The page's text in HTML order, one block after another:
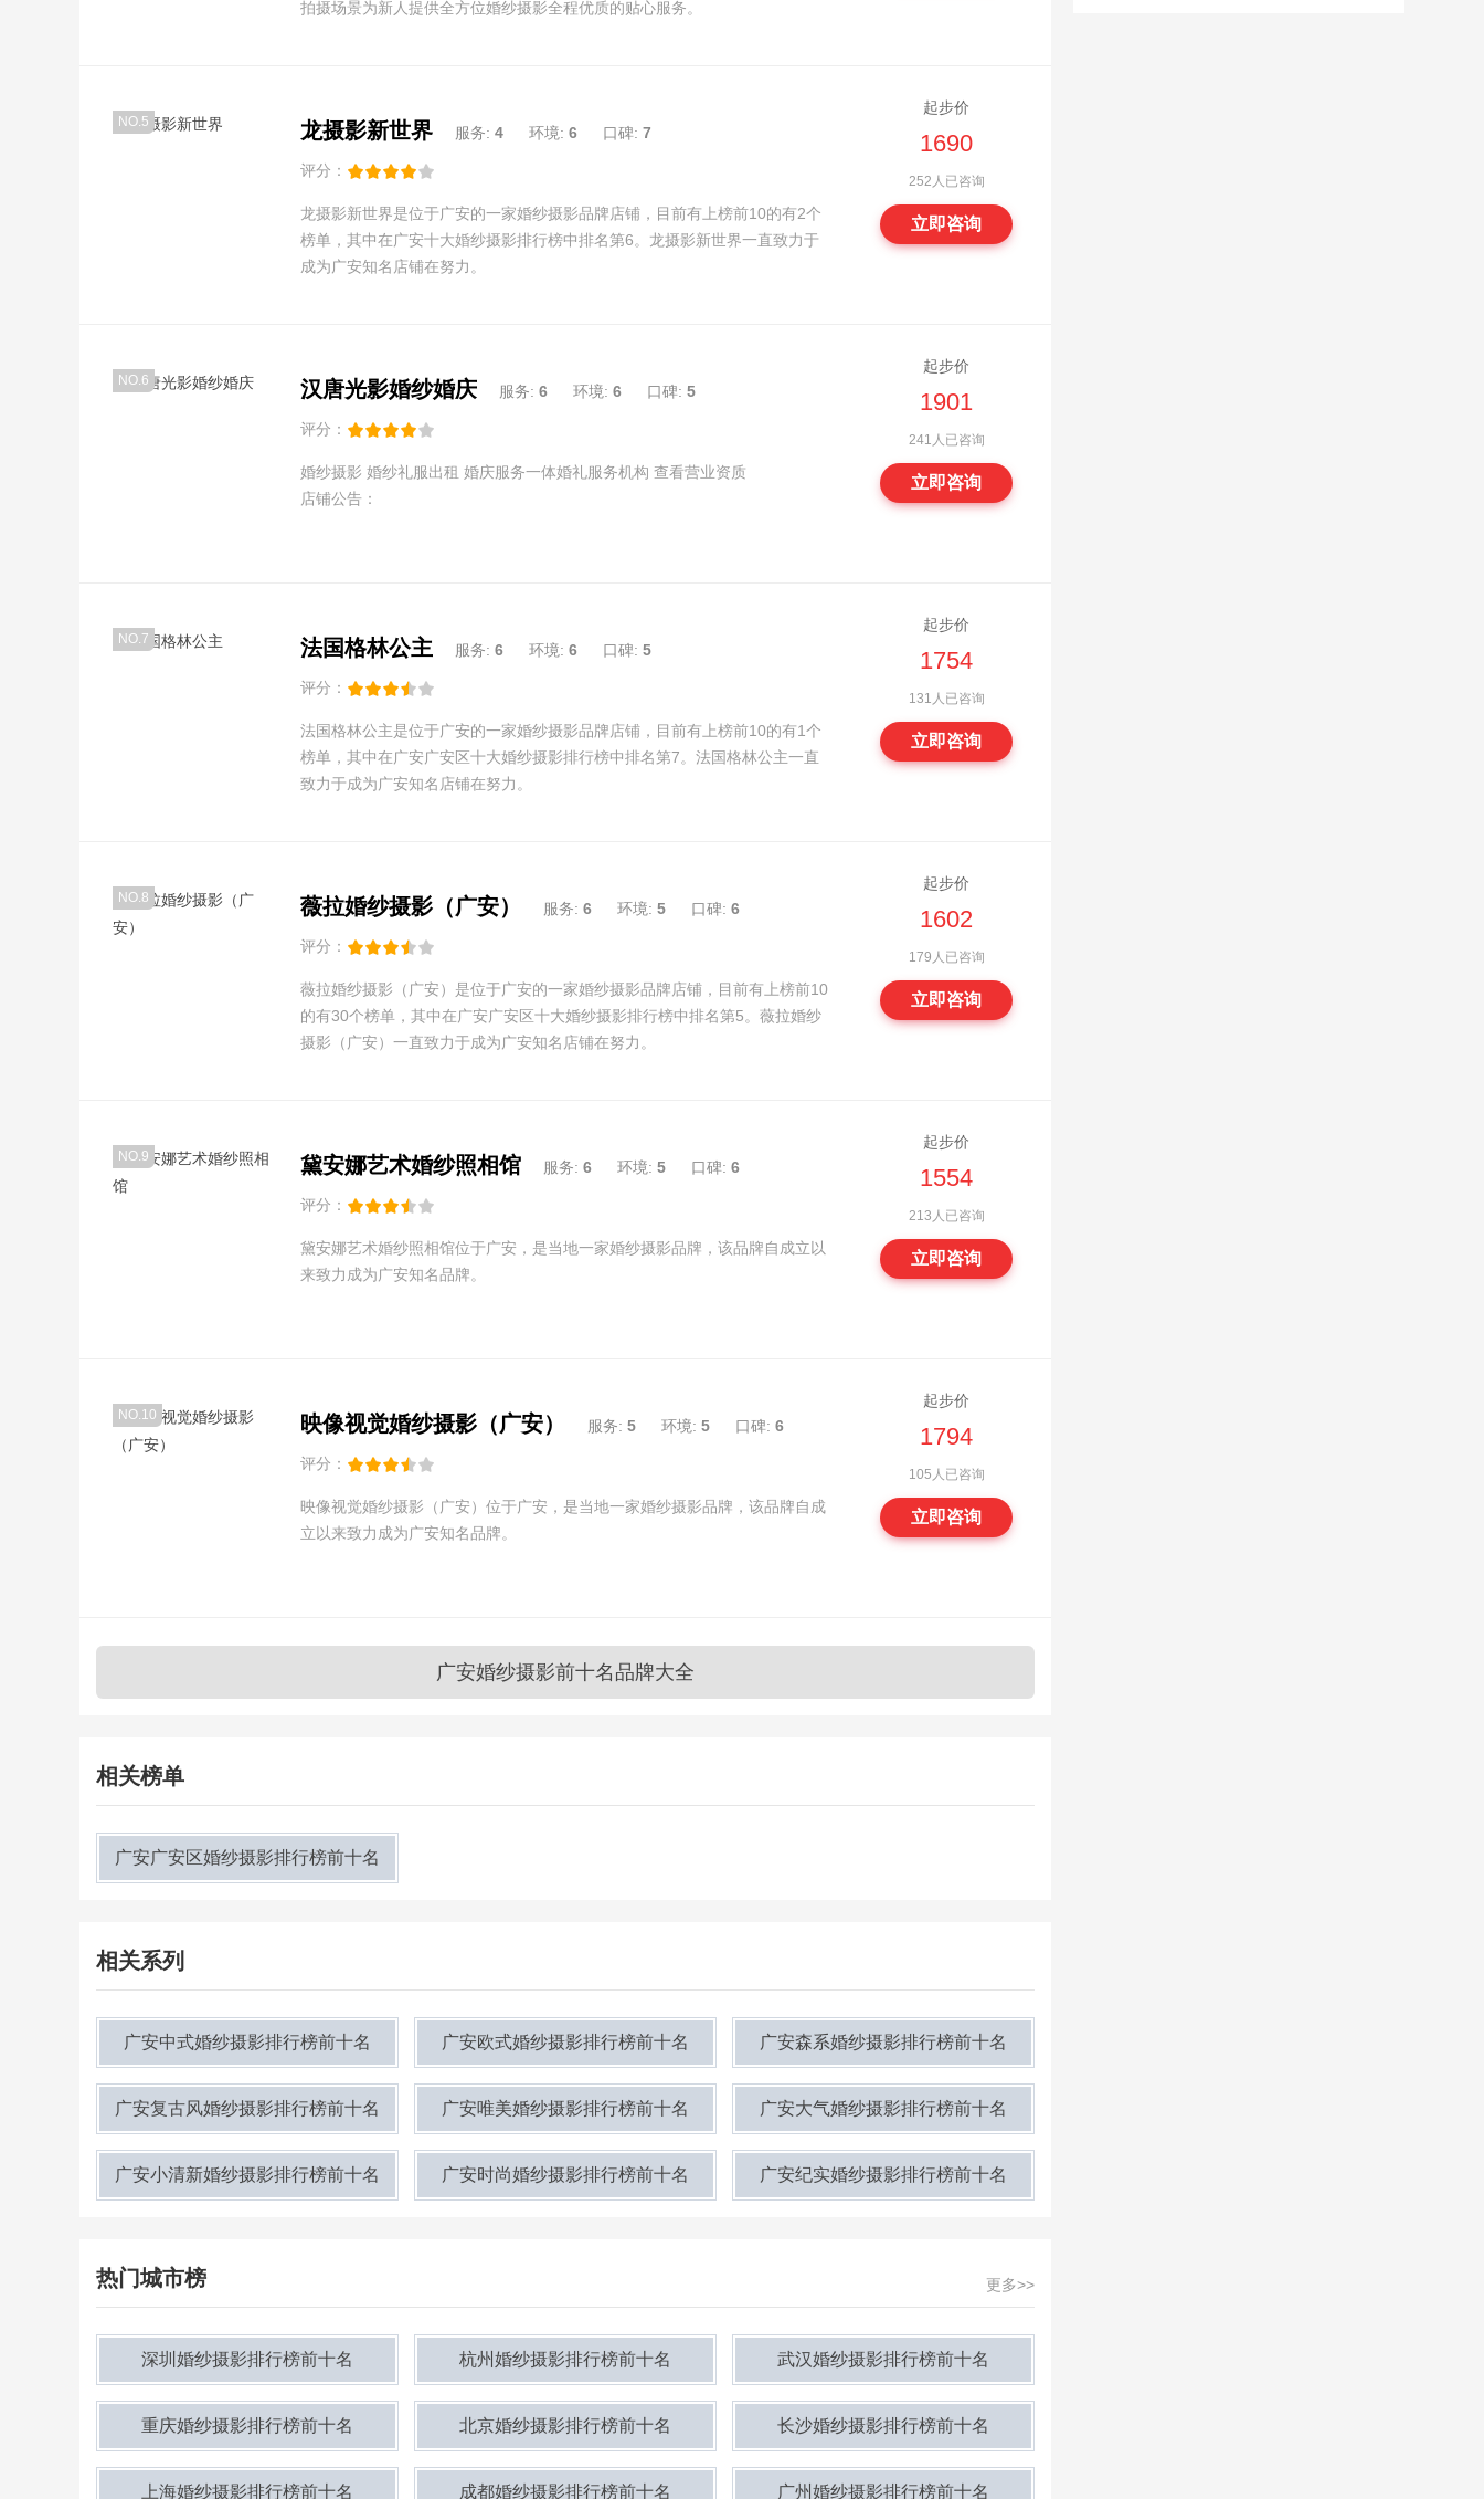
拍摄场景为新人提供全方位婚纱摄影全程优质的贴心服务。
NO.5 龙摄影新世界 服务: 4 环境: 6 口碑: 7
评分：
龙摄影新世界是位于广安的一家婚纱摄影品牌店铺，目前有上榜前10的有2个
榜单，其中在广安十大婚纱摄影排行榜中排名第6。龙摄影新世界一直致力于
成为广安知名店铺在努力。
起步价
1690
252人已咨询
立即咨询
NO.6 汉唐光影婚纱婚庆 服务: 6 环境: 6 口碑: 5
评分：
婚纱摄影 婚纱礼服出租 婚庆服务一体婚礼服务机构 查看营业资质
店铺公告：
起步价
1901
241人已咨询
立即咨询
NO.7 法国格林公主 服务: 6 环境: 6 口碑: 5
评分：
法国格林公主是位于广安的一家婚纱摄影品牌店铺，目前有上榜前10的有1个
榜单，其中在广安广安区十大婚纱摄影排行榜中排名第7。法国格林公主一直
致力于成为广安知名店铺在努力。
起步价
1754
131人已咨询
立即咨询
NO.8 薇拉婚纱摄影（广安） 服务: 6 环境: 5 口碑: 6
评分：
薇拉婚纱摄影（广安）是位于广安的一家婚纱摄影品牌店铺，目前有上榜前10
的有30个榜单，其中在广安广安区十大婚纱摄影排行榜中排名第5。薇拉婚纱
摄影（广安）一直致力于成为广安知名店铺在努力。
起步价
1602
179人已咨询
立即咨询
NO.9 黛安娜艺术婚纱照相馆 服务: 6 环境: 5 口碑: 6
评分：
黛安娜艺术婚纱照相馆位于广安，是当地一家婚纱摄影品牌，该品牌自成立以
来致力成为广安知名品牌。
起步价
1554
213人已咨询
立即咨询
NO.10 映像视觉婚纱摄影（广安） 服务: 5 环境: 5 口碑: 6
评分：
映像视觉婚纱摄影（广安）位于广安，是当地一家婚纱摄影品牌，该品牌自成
立以来致力成为广安知名品牌。
起步价
1794
105人已咨询
立即咨询
广安婚纱摄影前十名品牌大全
相关榜单
广安广安区婚纱摄影排行榜前十名
相关系列
广安中式婚纱摄影排行榜前十名 广安欧式婚纱摄影排行榜前十名 广安森系婚纱摄影排行榜前十名
广安复古风婚纱摄影排行榜前十名 广安唯美婚纱摄影排行榜前十名 广安大气婚纱摄影排行榜前十名
广安小清新婚纱摄影排行榜前十名 广安时尚婚纱摄影排行榜前十名 广安纪实婚纱摄影排行榜前十名
热门城市榜 更多>>
深圳婚纱摄影排行榜前十名 杭州婚纱摄影排行榜前十名 武汉婚纱摄影排行榜前十名
重庆婚纱摄影排行榜前十名 北京婚纱摄影排行榜前十名 长沙婚纱摄影排行榜前十名
上海婚纱摄影排行榜前十名 成都婚纱摄影排行榜前十名 广州婚纱摄影排行榜前十名